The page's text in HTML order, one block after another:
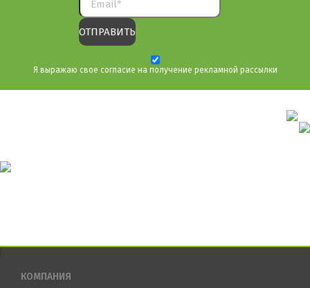
Я выражаю свое согласие на получение рекламной рассылки
КОМПАНИЯ